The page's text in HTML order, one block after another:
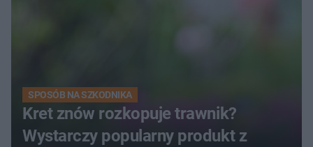
SPOSÓB NA SZKODNIKA
Kret znów rozkopuje trawnik?
Wystarczy popularny produkt z